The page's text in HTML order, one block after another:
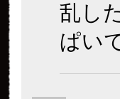
乱し
ぱい